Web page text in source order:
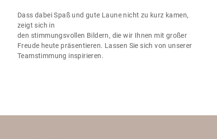
Dass dabei Spaß und gute Laune nicht zu kurz kamen,
zeigt sich in
den stimmungsvollen Bildern, die wir Ihnen mit großer
Freude heute präsentieren. Lassen Sie sich von unserer
Teamstimmung inspirieren.